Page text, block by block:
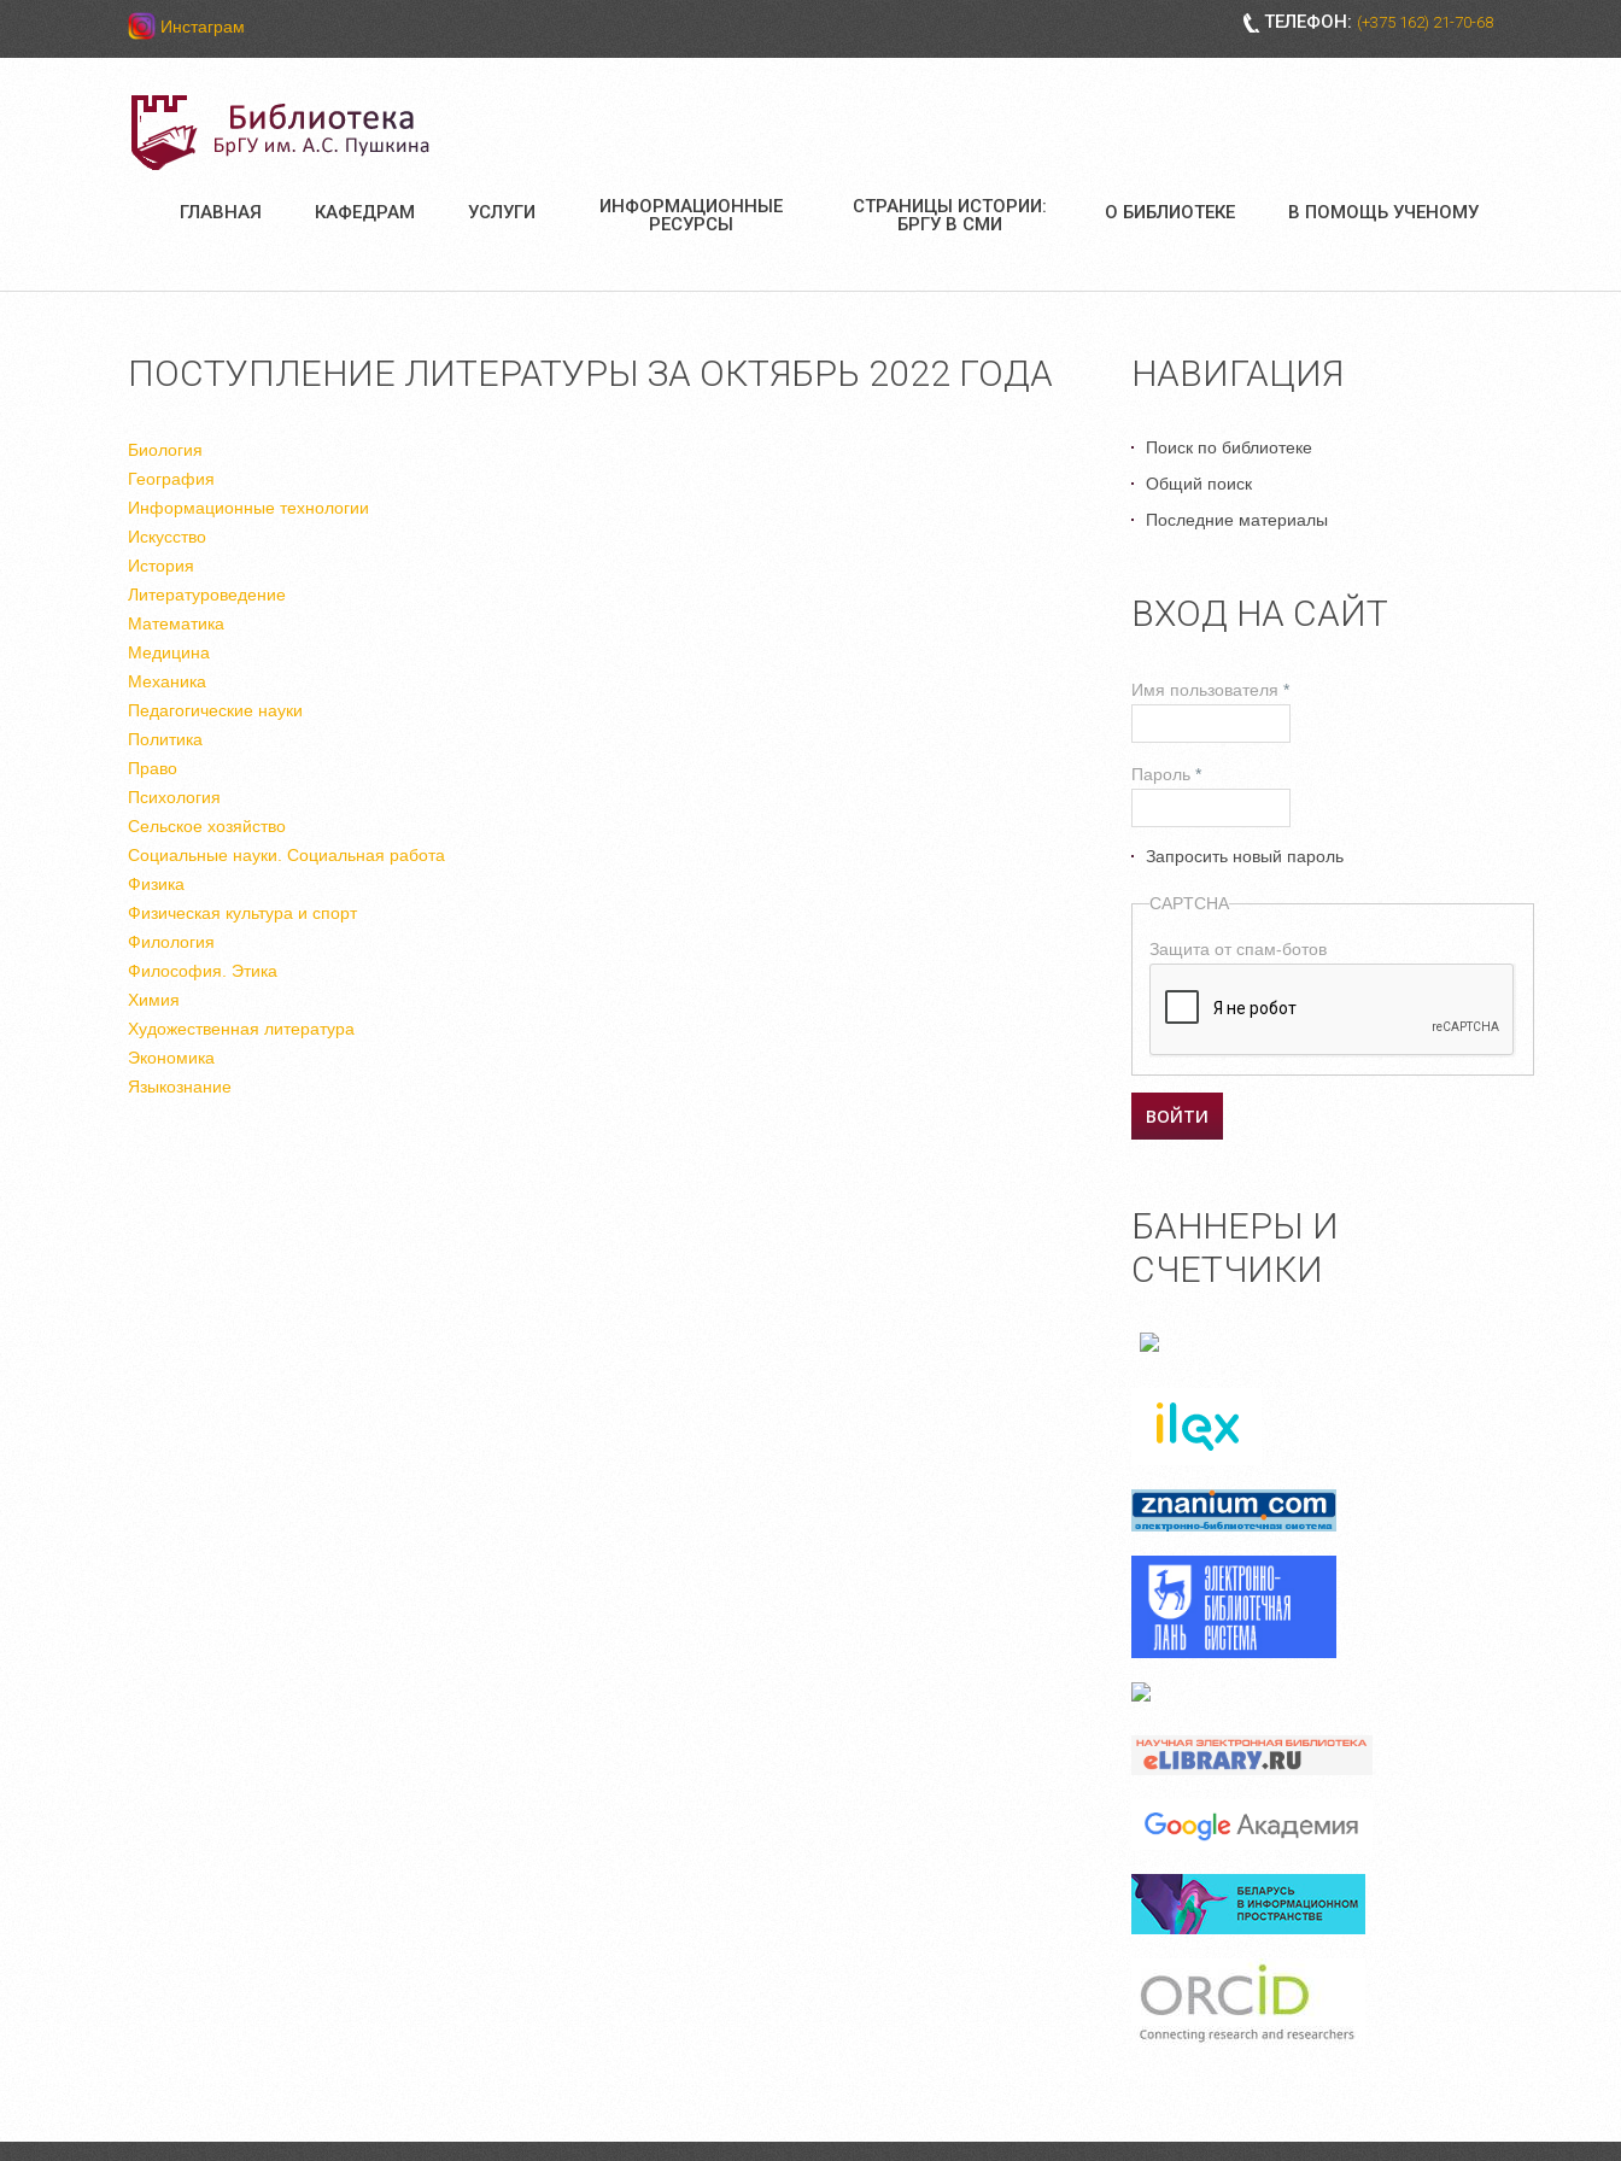
ТЕЛЕФОН: (+375 162) 21-70-68
Инстаграм
ГЛАВНАЯ КАФЕДРАМ УСЛУГИ
ИНФОРМАЦИОННЫЕ
РЕСУРСЫ
СТРАНИЦЫ ИСТОРИИ:
БРГУ В СМИ
О БИБЛИОТЕКЕ В ПОМОЩЬ УЧЕНОМУ
НАВИГАЦИЯ
Поиск по библиотеке
Общий поиск
Последние материалы
ВХОД НА САЙТ
Имя пользователя *
Пароль *
Запросить новый пароль
CAPTCHA
Защита от спам-ботов
БАННЕРЫ И
СЧЕТЧИКИ
ПОСТУПЛЕНИЕ ЛИТЕРАТУРЫ ЗА ОКТЯБРЬ 2022 ГОДА
Биология
География
Информационные технологии
Искусство
История
Литературоведение
Математика
Медицина
Механика
Педагогические науки
Политика
Право
Психология
Сельское хозяйство
Социальные науки. Социальная работа
Физика
Физическая культура и спорт
Филология
Философия. Этика
Химия
Художественная литература
Экономика
Языкознание